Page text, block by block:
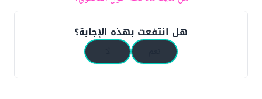
هل انتفعت بهذه الإجابة؟